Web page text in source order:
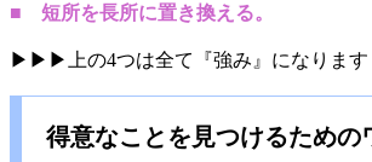
■ 短所を長所に置き換える。
▶▶▶上の4つは全て『強み』になります
得意なことを見つけるための